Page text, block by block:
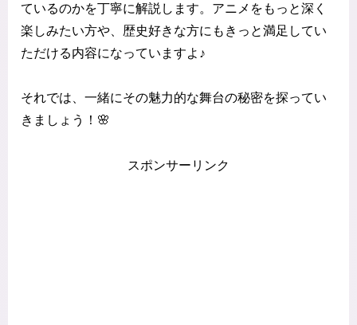
ているのかを丁寧に解説します。アニメをもっと深く
楽しみたい方や、歴史好きな方にもきっと満足してい
ただける内容になっていますよ♪
それでは、一緒にその魅力的な舞台の秘密を探ってい
きましょう！🌸
スポンサーリンク